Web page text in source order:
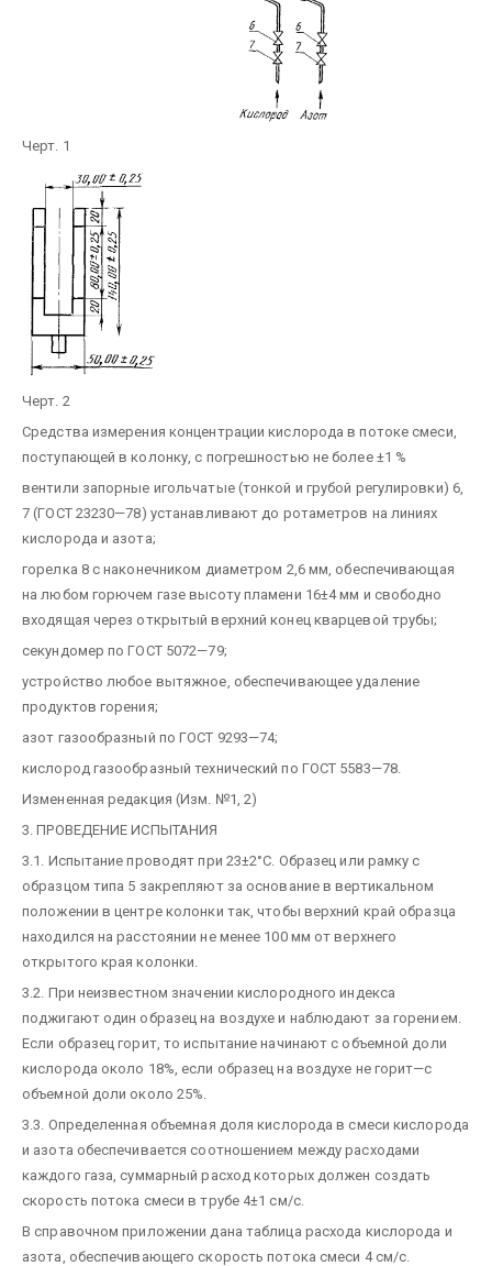
Черт. 1
Черт. 2
Средства измерения концентрации кислорода в потоке смеси,
поступающей в колонку, с погрешностью не более ±1 %
вентили запорные игольчатые (тонкой и грубой регулировки) 6,
7 (ГОСТ 23230—78) устанавливают до ротаметров на линиях
кислорода и азота;
горелка 8 с наконечником диаметром 2,6 мм, обеспечивающая
на любом горючем газе высоту пламени 16±4 мм и свободно
входящая через открытый верхний конец кварцевой трубы;
секундомер по ГОСТ 5072—79;
устройство любое вытяжное, обеспечивающее удаление
продуктов горения;
азот газообразный по ГОСТ 9293—74;
кислород газообразный технический по ГОСТ 5583—78.
Измененная редакция (Изм. №1, 2)
3. ПРОВЕДЕНИЕ ИСПЫТАНИЯ
3.1. Испытание проводят при 23±2°С. Образец или рамку с
образцом типа 5 закрепляют за основание в вертикальном
положении в центре колонки так, чтобы верхний край образца
находился на расстоянии не менее 100 мм от верхнего
открытого края колонки.
3.2. При неизвестном значении кислородного индекса
поджигают один образец на воздухе и наблюдают за горением.
Если образец горит, то испытание начинают с объемной доли
кислорода около 18%, если образец на воздухе не горит—с
объемной доли около 25%.
3.3. Определенная объемная доля кислорода в смеси кислорода
и азота обеспечивается соотношением между расходами
каждого газа, суммарный расход которых должен создать
скорость потока смеси в трубе 4±1 см/с.
В справочном приложении дана таблица расхода кислорода и
азота, обеспечивающего скорость потока смеси 4 см/с.